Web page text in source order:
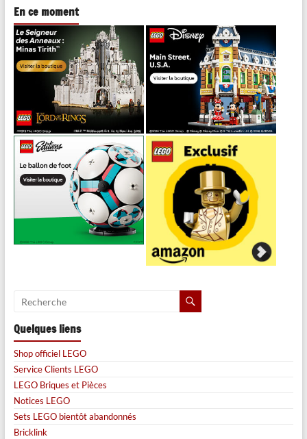
En ce moment
Quelques liens
Shop officiel LEGO
Service Clients LEGO
LEGO Briques et Pièces
Notices LEGO
Sets LEGO bientôt abandonnés
Bricklink